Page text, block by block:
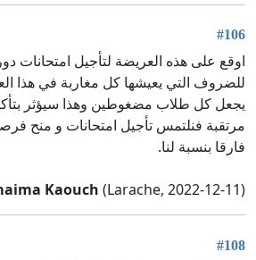
#106
اوقع على هذه العريضة لتأجيل امتحانات
للضروف التي يعيشها كل مغاربة في هذا
يجعل كل طلاب مضغوطين وهذا سيؤثر
مرتقبة فنلتمس تأجيل امتحانات و منح
فارقا بنسبة لنا.
Kaouch (Larache, 2022-12-11)
#108